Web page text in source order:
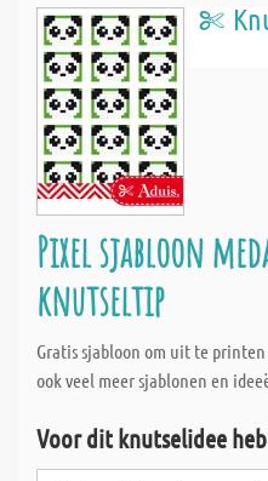
Pixel sjabloon
knutseltip
Gratis sjabloon om uit te
ook veel meer sjablonen en
Voor dit knutselidee